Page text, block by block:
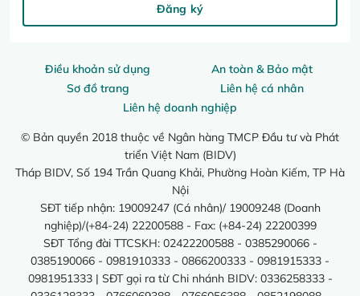
Điều khoản sử dụng
An toàn & Bảo mật
Sơ đồ trang
Liên hệ cá nhân
Liên hệ doanh nghiệp
© Bản quyền 2018 thuộc về Ngân hàng TMCP Đầu tư và Phát
triển Việt Nam (BIDV)
Tháp BIDV, Số 194 Trần Quang Khải, Phường Hoàn Kiếm, TP Hà
Nội
SĐT tiếp nhận: 19009247 (Cá nhân)/ 19009248 (Doanh
nghiệp)/(+84-24) 22200588 - Fax: (+84-24) 22200399
SĐT Tổng đài TTCSKH: 02422200588 - 0385290066 -
0385190066 - 0981910333 - 0866200333 - 0981915333 -
0981951333 | SĐT gọi ra từ Chi nhánh BIDV: 0336258333 -
Đăng ký